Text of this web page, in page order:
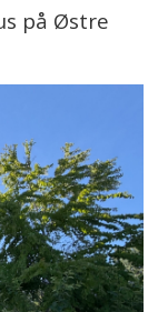
på Østre